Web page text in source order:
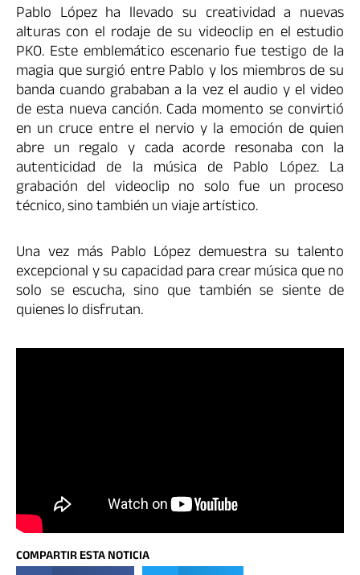
Pablo López ha llevado su creatividad a nuevas
alturas con el rodaje de su videoclip en el estudio
PKO. Este emblemático escenario fue testigo de la
magia que surgió entre Pablo y los miembros de su
banda cuando grababan a la vez el audio y el video
de esta nueva canción. Cada momento se convirtió
en un cruce entre el nervio y la emoción de quien
abre un regalo y cada acorde resonaba con la
autenticidad de la música de Pablo López. La
grabación del videoclip no solo fue un proceso
técnico, sino también un viaje artístico.
Una vez más Pablo López demuestra su talento
excepcional y su capacidad para crear música que no
solo se escucha, sino que también se siente de
quienes lo disfrutan.
COMPARTIR ESTA NOTICIA